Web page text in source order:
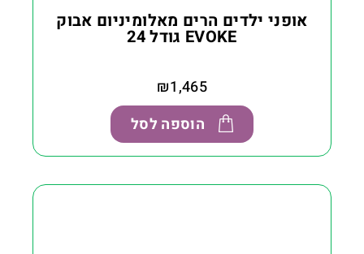
אופני ילדים הרים מאלומיניום אבוק
EVOKE גודל 24
₪1,465
הוספה לסל